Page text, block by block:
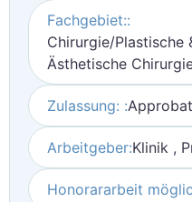
Fachgebiet::
Chirurgie/Plastische
Ästhetische
Zulassung: :
Arbeitgeber:Klinik ,
Honorararbeit